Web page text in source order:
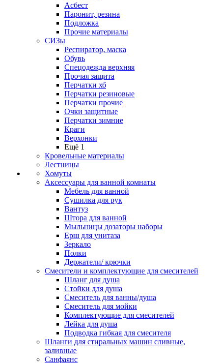
Асбест
Паронит, резина
Подложка
Прочие материалы
СИЗы
Респиратор, маска
Обувь
Спецодежда верхняя
Прочая защита
Перчатки хб
Перчатки резиновые
Перчатки прочие
Очки защитные
Перчатки зимние
Краги
Верхонки
Ещё 1
Кровельные материалы
Лестницы
Хомуты
Аксессуары для ванной комнаты
Мебель для ванной
Сушилка для рук
Вантуз
Штора для ванной
Мыльницы дозаторы наборы
Ерш для унитаза
Зеркало
Полки
Держатели/ крючки
Смесители и комплектующие для смесителей
Шланг для душа
Стойки для душа
Смеситель для ванны/душа
Смеситель для мойки
Комплектующие для смесителей
Лейка для душа
Подводка гибкая для смесителя
Шланги для стиральных машин сливные,
заливные
Санфаянс